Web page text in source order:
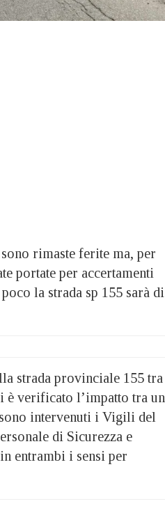
rimaste ferite ma, per
portate per accertamenti
la strada sp 155 sarà di
strada provinciale 155 tra
è verificato l’impatto tra un
intervenuti i Vigili del
di Sicurezza e
entrambi i sensi per